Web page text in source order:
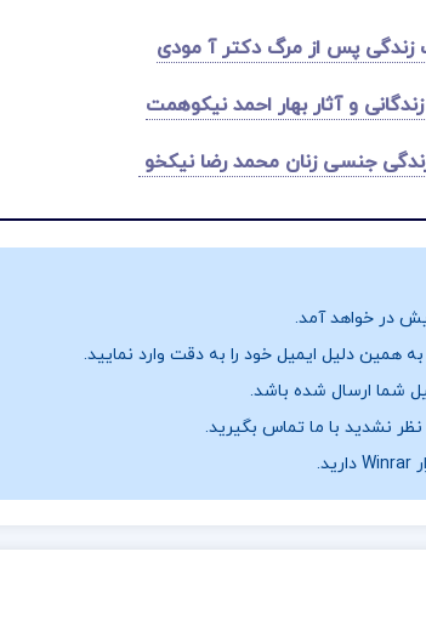
زندگی پس از مرگ دکتر آ مودی
و آثار بهار احمد نیکوهمت
جنسی زنان محمد رضا نیکخو
در خواهد آمد.
همین دلیل ایمیل خود را به دقت وارد نمایید.
نشدید با ما تماس بگیرید.